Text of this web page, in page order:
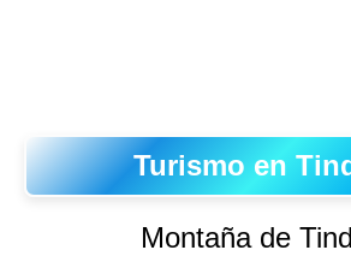
Turismo en
Montaña de